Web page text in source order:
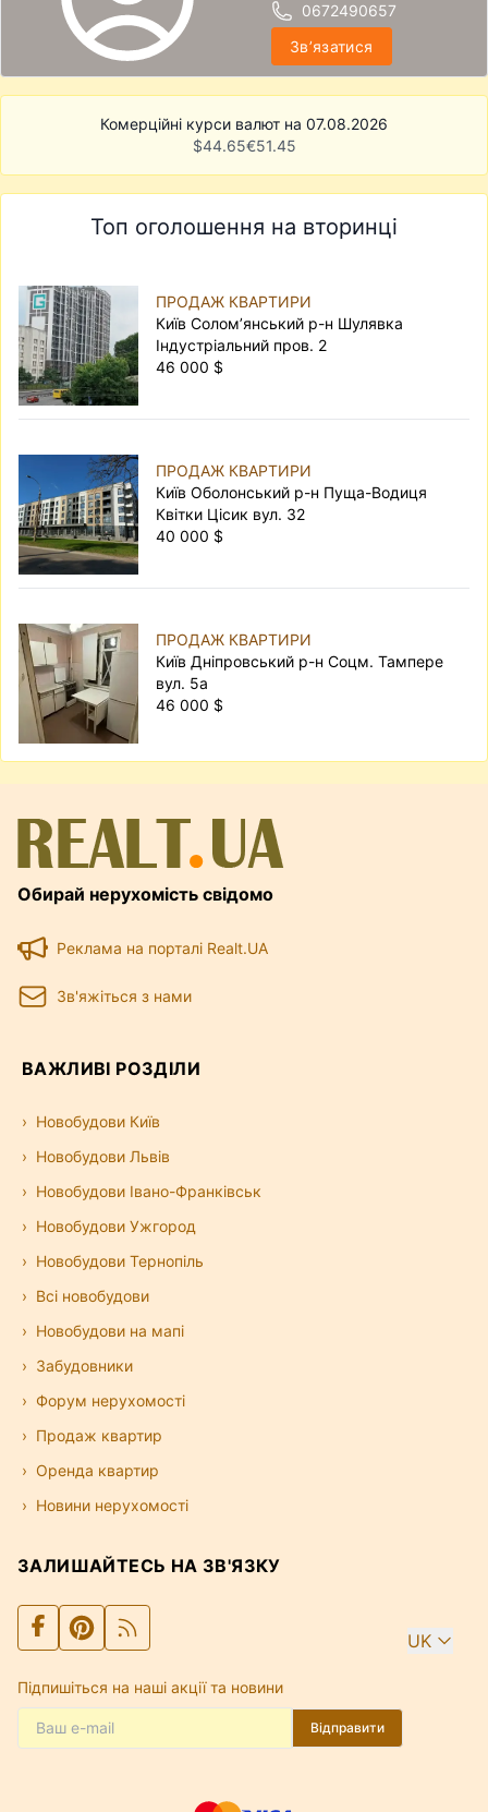
0672490657
Звʼязатися
Комерційні курси валют на 07.08.2026
$44.65€51.45
Топ оголошення на вторинці
ПРОДАЖ КВАРТИРИ
Київ Солом’янський р-н Шулявка
Індустріальний пров. 2
46 000 $
ПРОДАЖ КВАРТИРИ
Київ Оболонський р-н Пуща-Водиця
Квітки Цісик вул. 32
40 000 $
ПРОДАЖ КВАРТИРИ
Київ Дніпровський р-н Соцм. Тампере
вул. 5а
46 000 $
Обирай нерухомість свідомо
Реклама на порталі Realt.UA
Зв'яжіться з нами
ВАЖЛИВІ РОЗДІЛИ
Новобудови Київ
Новобудови Львів
Новобудови Івано-Франківськ
Новобудови Ужгород
Новобудови Тернопіль
Всі новобудови
Новобудови на мапі
Забудовники
Форум нерухомості
Продаж квартир
Оренда квартир
Новини нерухомості
ЗАЛИШАЙТЕСЬ НА ЗВ'ЯЗКУ
UK
Підпишіться на наші акції та новини
Відправити